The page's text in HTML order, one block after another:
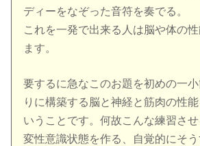
ディーをなぞった音符を奏でる。
これを一発で出来る人は脳や体の
ます。
要するに急なこのお題を初めの一
りに構築する脳と神経と筋肉の性
いうことです。何故こんな練習させ
変性意識状態を作る、自覚的にそ